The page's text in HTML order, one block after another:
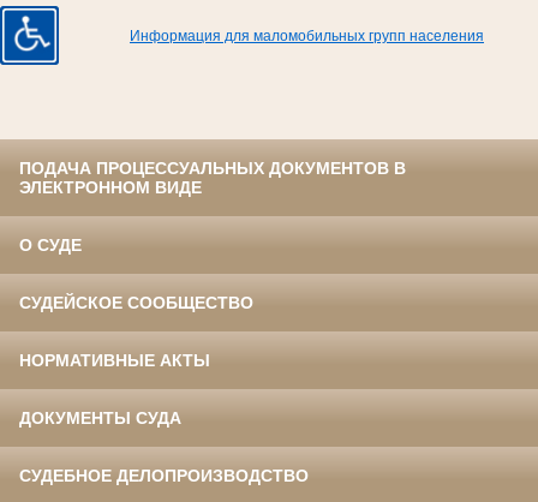
Информация для маломобильных групп населения
ПОДАЧА ПРОЦЕССУАЛЬНЫХ ДОКУМЕНТОВ В
ЭЛЕКТРОННОМ ВИДЕ
О СУДЕ
СУДЕЙСКОЕ СООБЩЕСТВО
НОРМАТИВНЫЕ АКТЫ
ДОКУМЕНТЫ СУДА
СУДЕБНОЕ ДЕЛОПРОИЗВОДСТВО